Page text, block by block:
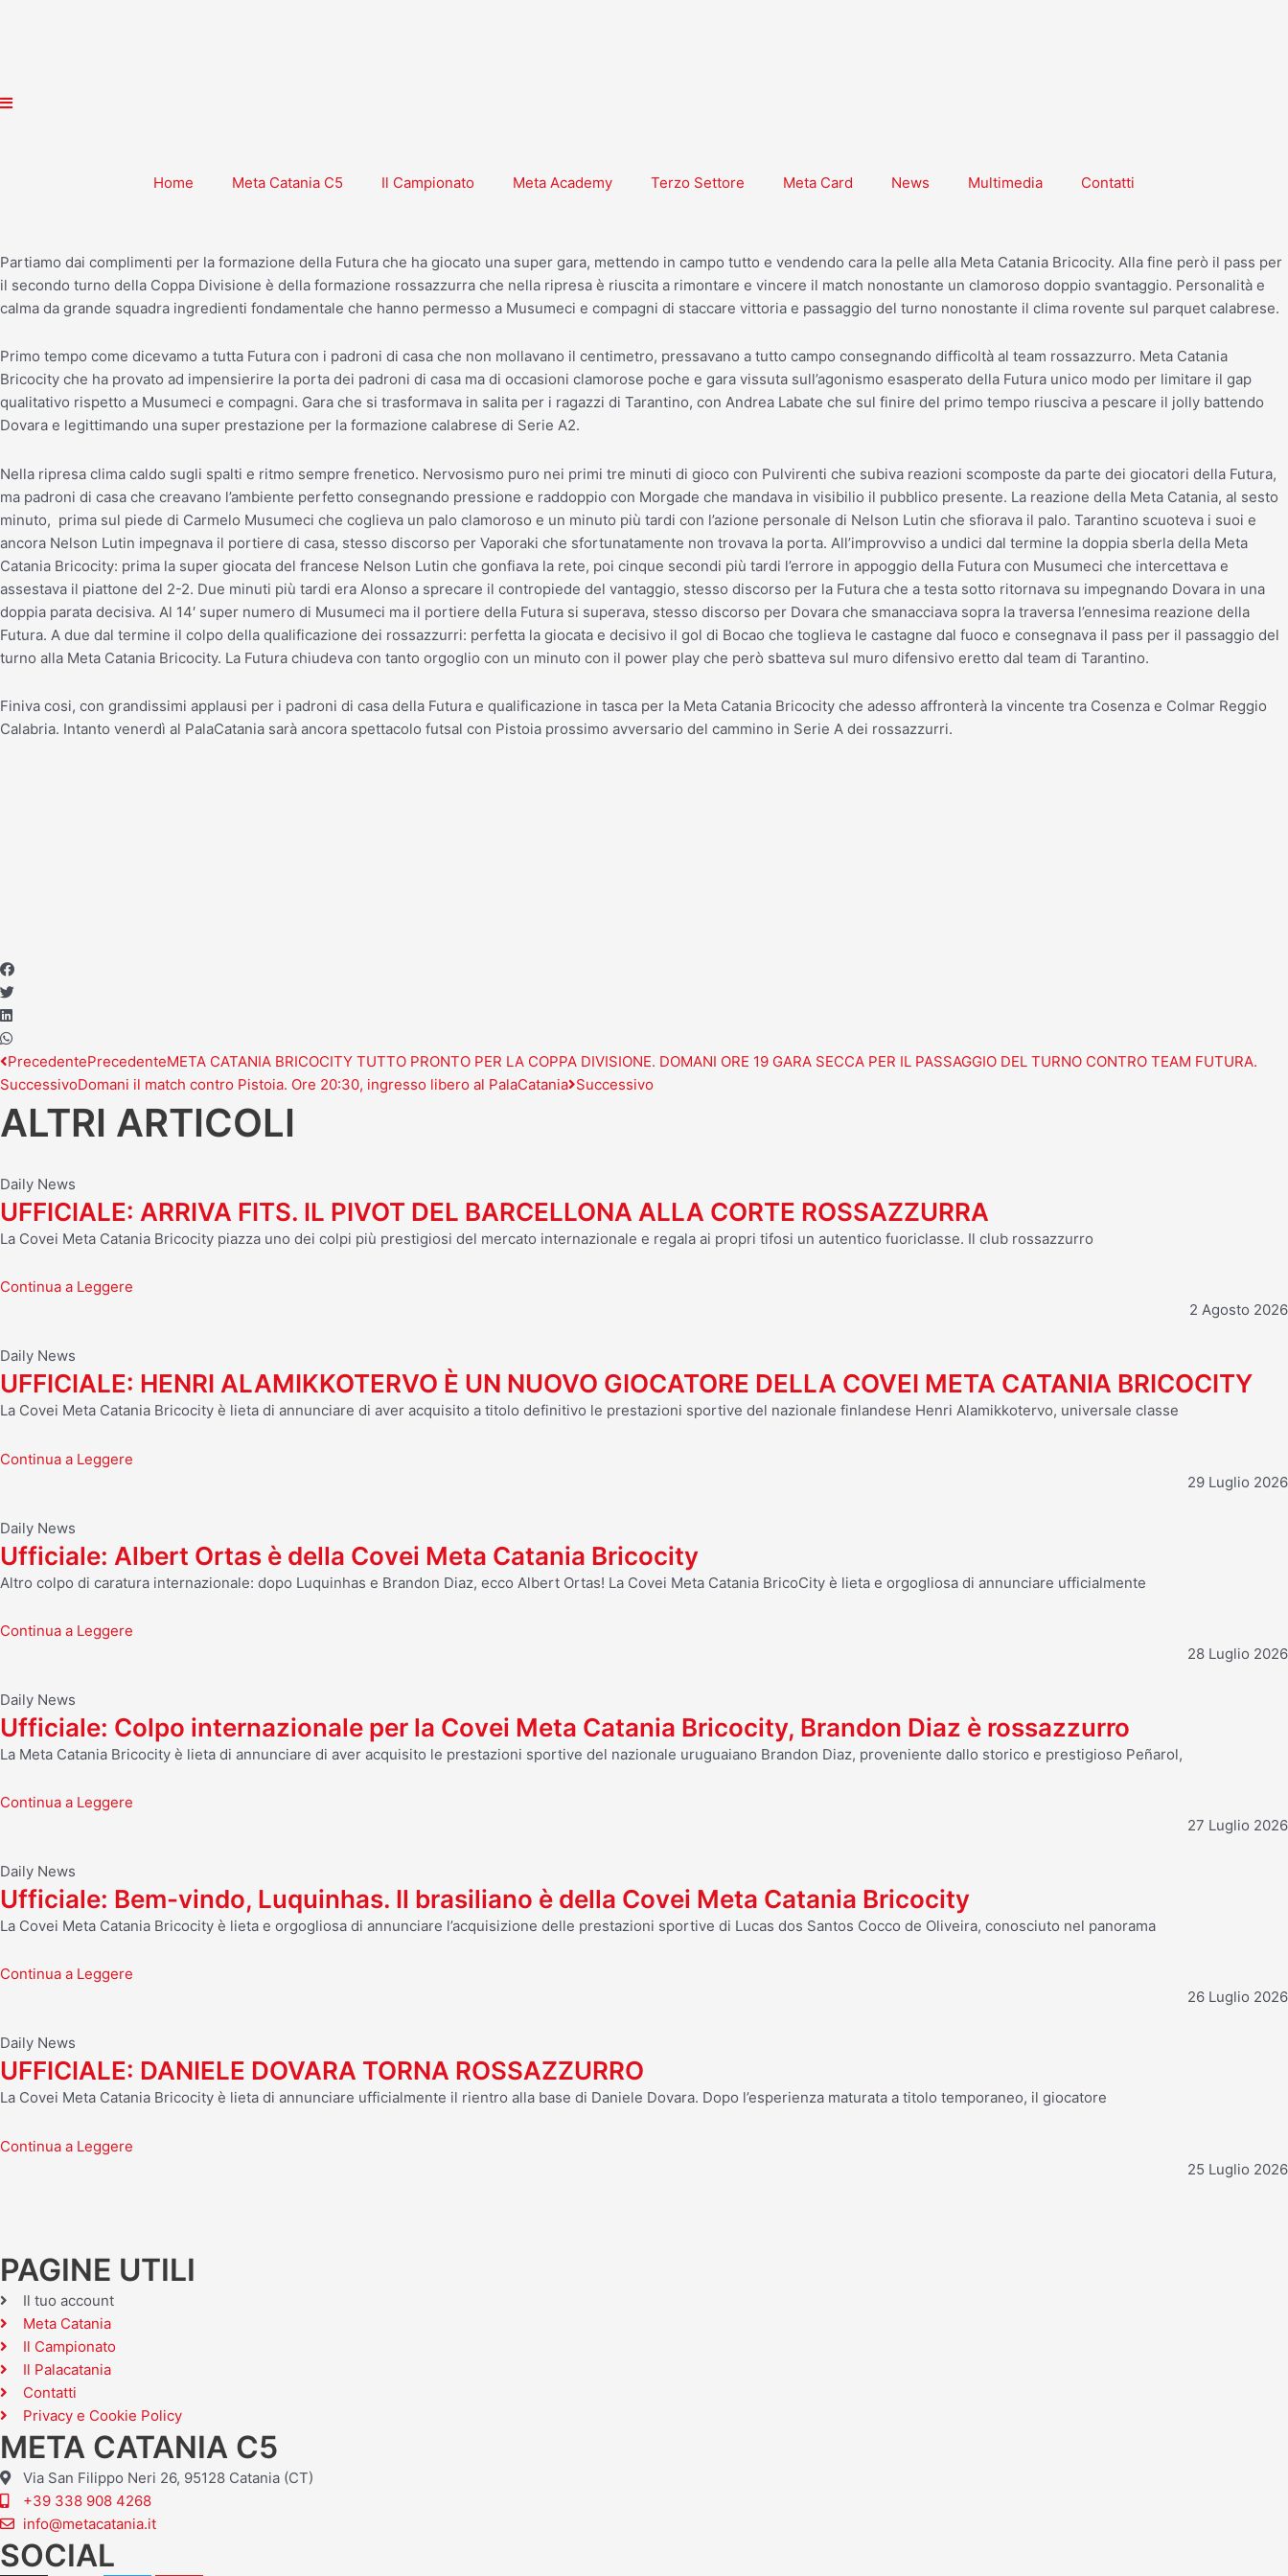
Home Meta Catania C5 Il Campionato Meta Academy Terzo Settore Meta Card News Multimedia Contatti
Partiamo dai complimenti per la formazione della Futura che ha giocato una super gara, mettendo in campo tutto e vendendo cara la pelle alla Meta Catania Bricocity. Alla fine però il pass per
il secondo turno della Coppa Divisione è della formazione rossazzurra che nella ripresa è riuscita a rimontare e vincere il match nonostante un clamoroso doppio svantaggio. Personalità e
calma da grande squadra ingredienti fondamentale che hanno permesso a Musumeci e compagni di staccare vittoria e passaggio del turno nonostante il clima rovente sul parquet calabrese.
Primo tempo come dicevamo a tutta Futura con i padroni di casa che non mollavano il centimetro, pressavano a tutto campo consegnando difficoltà al team rossazzurro. Meta Catania
Bricocity che ha provato ad impensierire la porta dei padroni di casa ma di occasioni clamorose poche e gara vissuta sull’agonismo esasperato della Futura unico modo per limitare il gap
qualitativo rispetto a Musumeci e compagni. Gara che si trasformava in salita per i ragazzi di Tarantino, con Andrea Labate che sul finire del primo tempo riusciva a pescare il jolly battendo
Dovara e legittimando una super prestazione per la formazione calabrese di Serie A2.
Nella ripresa clima caldo sugli spalti e ritmo sempre frenetico. Nervosismo puro nei primi tre minuti di gioco con Pulvirenti che subiva reazioni scomposte da parte dei giocatori della Futura,
ma padroni di casa che creavano l’ambiente perfetto consegnando pressione e raddoppio con Morgade che mandava in visibilio il pubblico presente. La reazione della Meta Catania, al sesto
minuto, prima sul piede di Carmelo Musumeci che coglieva un palo clamoroso e un minuto più tardi con l’azione personale di Nelson Lutin che sfiorava il palo. Tarantino scuoteva i suoi e
ancora Nelson Lutin impegnava il portiere di casa, stesso discorso per Vaporaki che sfortunatamente non trovava la porta. All’improvviso a undici dal termine la doppia sberla della Meta
Catania Bricocity: prima la super giocata del francese Nelson Lutin che gonfiava la rete, poi cinque secondi più tardi l’errore in appoggio della Futura con Musumeci che intercettava e
assestava il piattone del 2-2. Due minuti più tardi era Alonso a sprecare il contropiede del vantaggio, stesso discorso per la Futura che a testa sotto ritornava su impegnando Dovara in una
doppia parata decisiva. Al 14′ super numero di Musumeci ma il portiere della Futura si superava, stesso discorso per Dovara che smanacciava sopra la traversa l’ennesima reazione della
Futura. A due dal termine il colpo della qualificazione dei rossazzurri: perfetta la giocata e decisivo il gol di Bocao che toglieva le castagne dal fuoco e consegnava il pass per il passaggio del
turno alla Meta Catania Bricocity. La Futura chiudeva con tanto orgoglio con un minuto con il power play che però sbatteva sul muro difensivo eretto dal team di Tarantino.
Finiva cosi, con grandissimi applausi per i padroni di casa della Futura e qualificazione in tasca per la Meta Catania Bricocity che adesso affronterà la vincente tra Cosenza e Colmar Reggio
Calabria. Intanto venerdì al PalaCatania sarà ancora spettacolo futsal con Pistoia prossimo avversario del cammino in Serie A dei rossazzurri.
PrecedentePrecedenteMETA CATANIA BRICOCITY TUTTO PRONTO PER LA COPPA DIVISIONE. DOMANI ORE 19 GARA SECCA PER IL PASSAGGIO DEL TURNO CONTRO TEAM FUTURA.
SuccessivoDomani il match contro Pistoia. Ore 20:30, ingresso libero al PalaCatania Successivo
ALTRI ARTICOLI
Daily News
UFFICIALE: ARRIVA FITS. IL PIVOT DEL BARCELLONA ALLA CORTE ROSSAZZURRA
La Covei Meta Catania Bricocity piazza uno dei colpi più prestigiosi del mercato internazionale e regala ai propri tifosi un autentico fuoriclasse. Il club rossazzurro
Continua a Leggere
2 Agosto 2026
Daily News
UFFICIALE: HENRI ALAMIKKOTERVO È UN NUOVO GIOCATORE DELLA COVEI META CATANIA BRICOCITY
La Covei Meta Catania Bricocity è lieta di annunciare di aver acquisito a titolo definitivo le prestazioni sportive del nazionale finlandese Henri Alamikkotervo, universale classe
Continua a Leggere
29 Luglio 2026
Daily News
Ufficiale: Albert Ortas è della Covei Meta Catania Bricocity
Altro colpo di caratura internazionale: dopo Luquinhas e Brandon Diaz, ecco Albert Ortas! La Covei Meta Catania BricoCity è lieta e orgogliosa di annunciare ufficialmente
Continua a Leggere
28 Luglio 2026
Daily News
Ufficiale: Colpo internazionale per la Covei Meta Catania Bricocity, Brandon Diaz è rossazzurro
La Meta Catania Bricocity è lieta di annunciare di aver acquisito le prestazioni sportive del nazionale uruguaiano Brandon Diaz, proveniente dallo storico e prestigioso Peñarol,
Continua a Leggere
27 Luglio 2026
Daily News
Ufficiale: Bem-vindo, Luquinhas. Il brasiliano è della Covei Meta Catania Bricocity
La Covei Meta Catania Bricocity è lieta e orgogliosa di annunciare l’acquisizione delle prestazioni sportive di Lucas dos Santos Cocco de Oliveira, conosciuto nel panorama
Continua a Leggere
26 Luglio 2026
Daily News
UFFICIALE: DANIELE DOVARA TORNA ROSSAZZURRO
La Covei Meta Catania Bricocity è lieta di annunciare ufficialmente il rientro alla base di Daniele Dovara. Dopo l’esperienza maturata a titolo temporaneo, il giocatore
Continua a Leggere
25 Luglio 2026
PAGINE UTILI
Il tuo account
Meta Catania
Il Campionato
Il Palacatania
Contatti
Privacy e Cookie Policy
META CATANIA C5
Via San Filippo Neri 26, 95128 Catania (CT)
+39 338 908 4268
info@metacatania.it
SOCIAL